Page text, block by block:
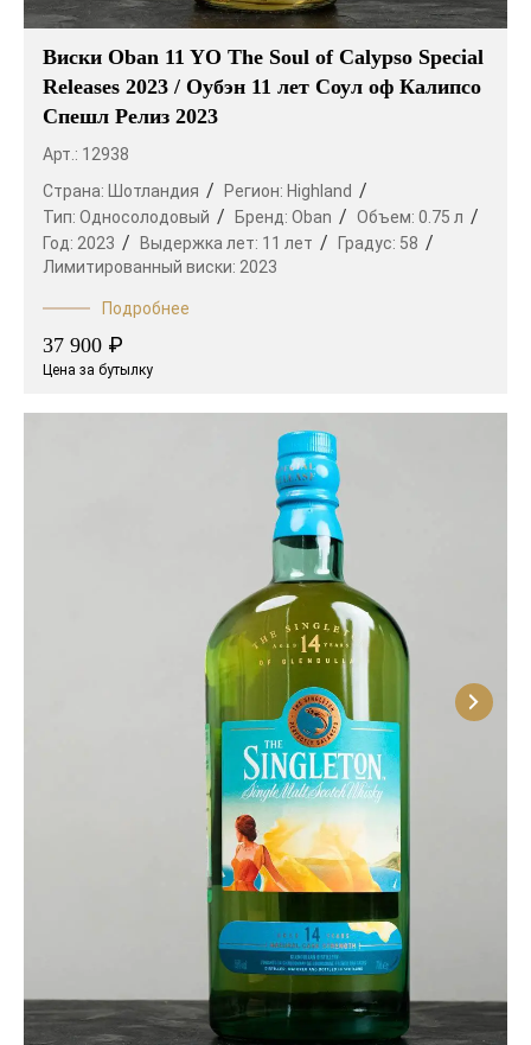
Виски Oban 11 YO The Soul of Calypso Special
Releases 2023 / Оубэн 11 лет Соул оф Калипсо
Спешл Релиз 2023
Арт.: 12938
Страна: Шотландия Регион: Highland
Тип: Односолодовый Бренд: Oban Объем: 0.75 л
Год: 2023 Выдержка лет: 11 лет Градус: 58
Лимитированный виски: 2023
Подробнее
37 900 ₽
Цена за бутылку